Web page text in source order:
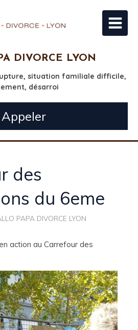
DIVORCE LYON
situation familiale difficile,
désarroi
Appeler
des
du 6eme
PAPA DIVORCE LYON
action au Carrefour des